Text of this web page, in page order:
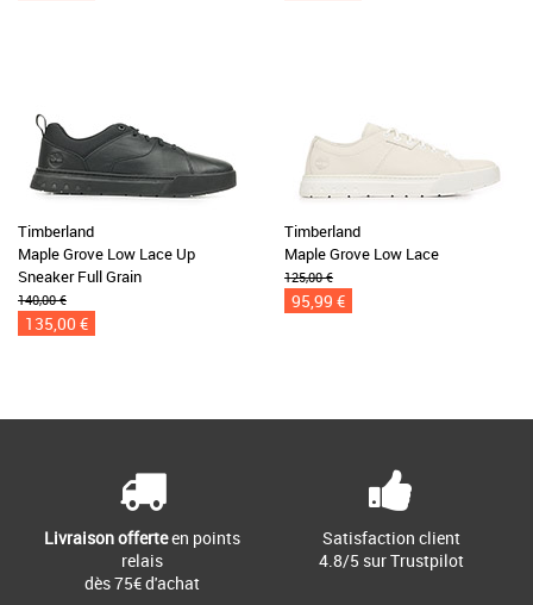
Timberland
Maple Grove Low Lace Up
Sneaker Full Grain
140,00 €
135,00 €
Timberland
Maple Grove Low Lace
125,00 €
95,99 €
Livraison offerteen points
relais
dès 75€ d'achat
Satisfaction client
4.8/5 sur Trustpilot